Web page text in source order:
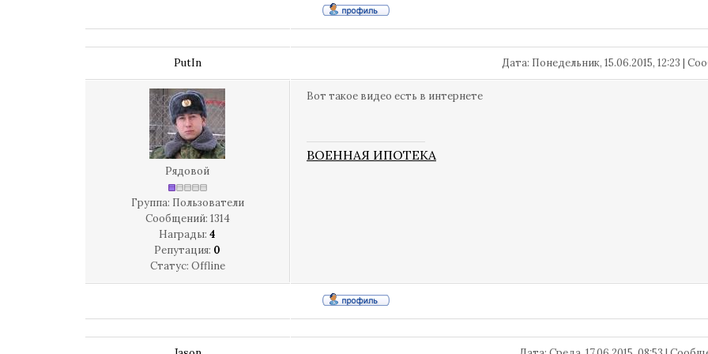
PutIn Дата: Понедельник, 15.06.2015, 12:23 |
Рядовой
Группа: Пользователи
Сообщений: 1314
Награды: 4
Репутация: 0
Статус: Offline
Вот такое видео есть в интернете
ВОЕННАЯ ИПОТЕКА